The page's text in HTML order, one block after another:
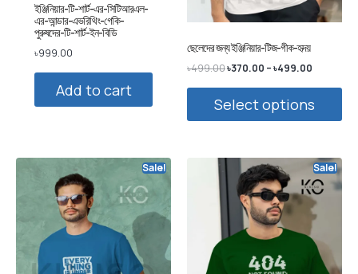
ইঞ্জিনিয়ার-টি-শার্ট-এর-সিটিআরএল-
এর-আন্ডার-এভরিথিং-গেকি-
পুরুষদের-টি-শার্ট-ইন-বিডি
৳999.00
Add to cart
ছেলেদের জন্য ইঞ্জিনিয়ার-টিজ-গীক-হৃদয়
৳499.00৳370.00 –৳499.00
Select options
Sale! Sale!